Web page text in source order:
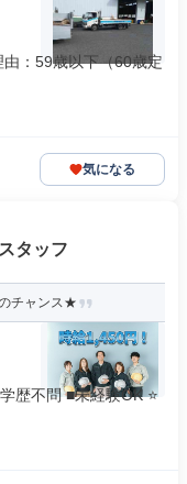
：59歳以下（60歳定
気になる
タッフ
チャンス★
歴不問 ■未経験OK ⭐